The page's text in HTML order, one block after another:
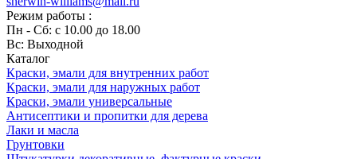
Режим работы :
Пн - Сб: с 10.00 до 18.00
Вс: Выходной
Каталог
Краски, эмали для внутренних работ
Краски, эмали для наружных работ
Краски, эмали универсальные
Антисептики и пропитки для дерева
Лаки и масла
Грунтовки